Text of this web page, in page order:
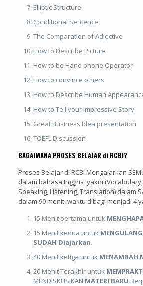
Elliptic Structure
Conditional Sentence
The Comparation of Adjective
How to Describe Picture
How to be Hand phone Operator
How to convince others
How to Describe Human
How to Tell your Impressive Story
Great Business Idea presentation
TOEFL Discussion
BAGAIMANA PROSES BELAJAR di RCBI?
Proses Belajar di RCBI Mengajarkan
dalam bahasa Inggris yakni
Speaking, Listening, Translation) dalam
dalam 90 menit, waktu dibagi menjadi 4
15 Menit pertama untuk
15 Menit kedua untuk
SUDAH Diajarkan.
40 Menit ketiga untuk MENAMBAH
20 Menit Terakhir untuk
MENDISKUSIKAN MATERI BARU